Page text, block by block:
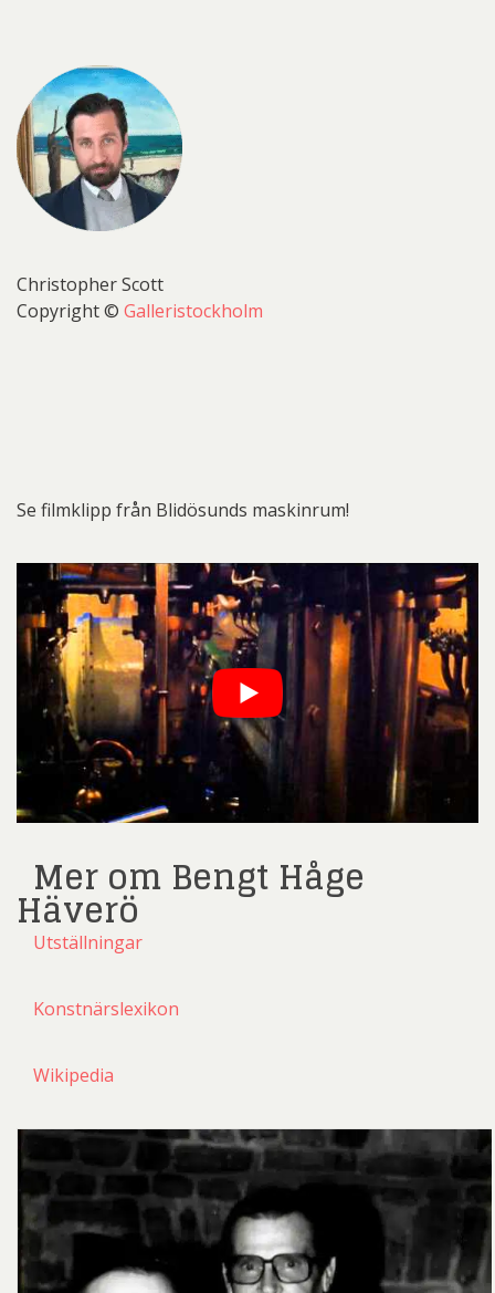
Christopher Scott
Copyright © Galleristockholm
Se filmklipp från Blidösunds maskinrum!
Mer om Bengt Håge
Häverö
Utställningar
Konstnärslexikon
Wikipedia